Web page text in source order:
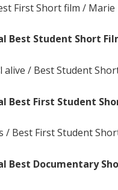
First Short film / Marie
Best Student Short
alive / Best Student
Best First Student
/ Best First Student
Best Documentary